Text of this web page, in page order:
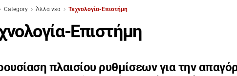
Category Άλλα νέα Τεχνολογία-Επιστήμη
Επιστήμη
πλαισίου ρυθμίσεων για την